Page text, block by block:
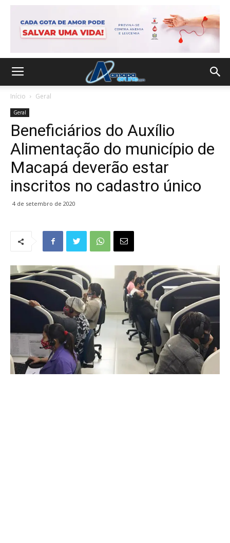
Início Geral
Geral
Beneficiários do Auxílio
Alimentação do município de
Macapá deverão estar
inscritos no cadastro único
4 de setembro de 2020